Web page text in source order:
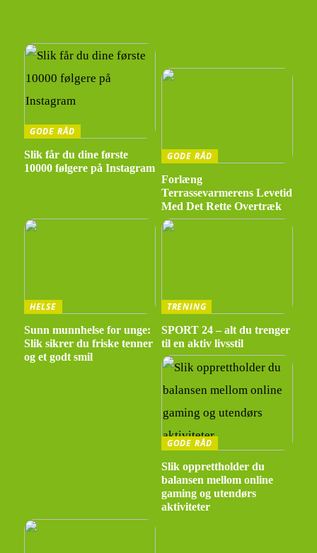
GODE RÅD
Slik får du dine første
10000 følgere på Instagram
GODE RÅD
Forlæng
Terrassevarmerens Levetid
Med Det Rette Overtræk
HELSE
Sunn munnhelse for unge:
Slik sikrer du friske tenner
og et godt smil
TRENING
SPORT 24 – alt du trenger
til en aktiv livsstil
GODE RÅD
Slik opprettholder du
balansen mellom online
gaming og utendørs
aktiviteter